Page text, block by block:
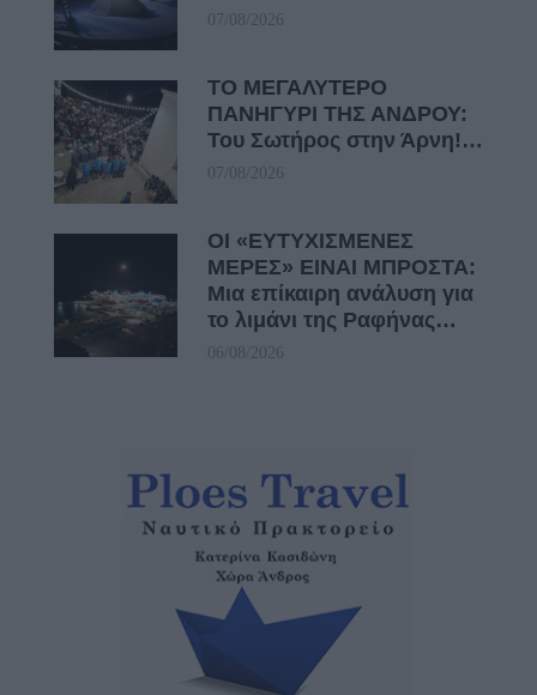
07/08/2026
ΤΟ ΜΕΓΑΛΥΤΕΡΟ
ΠΑΝΗΓΥΡΙ ΤΗΣ ΑΝΔΡΟΥ:
Του Σωτήρος στην Άρνη!…
07/08/2026
ΟΙ «ΕΥΤΥΧΙΣΜΕΝΕΣ
ΜΕΡΕΣ» ΕΙΝΑΙ ΜΠΡΟΣΤΑ:
Μια επίκαιρη ανάλυση για
το λιμάνι της Ραφήνας…
06/08/2026